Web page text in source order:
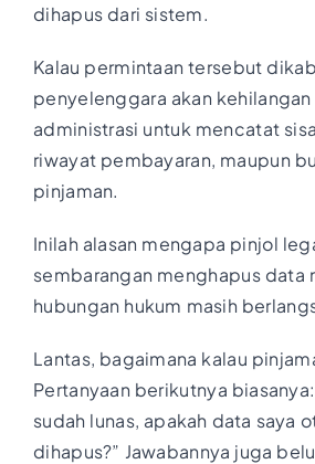
dihapus dari sistem.
Kalau permintaan tersebut
penyelenggara akan kehilangan
administrasi untuk mencatat
riwayat pembayaran, maupun
pinjaman.
Inilah alasan mengapa pinjol
sembarangan menghapus data
hubungan hukum masih
Lantas, bagaimana kalau
Pertanyaan berikutnya
sudah lunas, apakah data saya
dihapus?” Jawabannya juga